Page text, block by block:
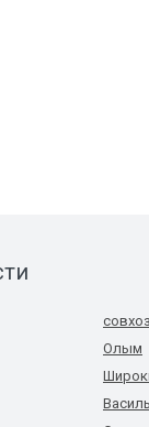
Олым